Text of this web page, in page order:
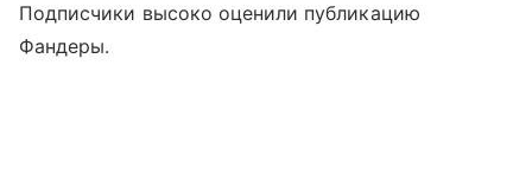
Подписчики высоко оценили публикацию
Фандеры.